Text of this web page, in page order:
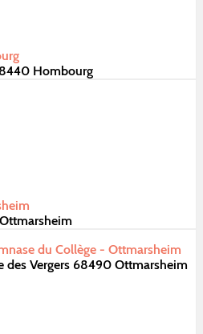
Hombourg
du Collège - Ottmarsheim
des Vergers 68490 Ottmarsheim